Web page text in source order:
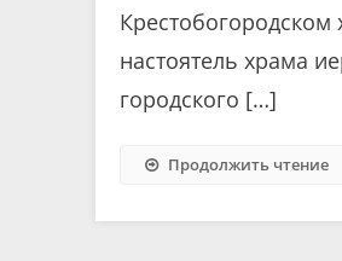
Крестобогородском
настоятель храма
городского […]
Продолжить чтение